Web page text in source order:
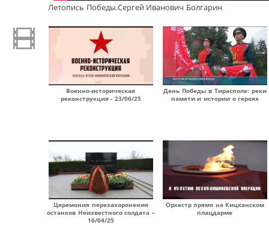
Летопись Победы.Сергей Иванович Болгарин
Военно-историческая
реконструкция - 23/06/25
День Победы в Тирасполе: реки
памяти и истории о героях
Церемония перезахоронения
останков Неизвестного солдата –
16/04/25
Оркестр прямо на Кицканском
плацдарме